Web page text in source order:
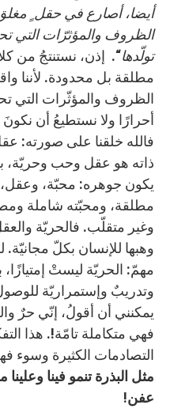
أيضا، أصارع في حقل
الظروف والمؤثرّات التي
تولّدها“. إذن، نستنتجُ من
مطلقة بل محدودة. لأننا
الظروف والمؤثّرات التي
أحرارًا ولا نستطيعُ أن
فالله خلقنا على صورته:
ذاته هو عقل وحب وحريّة،
يكون جوهره: محبّة،
مطلقة، ومحبّته شاملة
وغير متقلّب. فالحريّة
وهبها للإنسان بكلّ
مهمّ: الحريّة ليستْ
وتدريبٌ وإستمراريّة للوصولُ
يمكنني أن أقولُ، إنّي حرٌ
فهي متكاملة تامّة!. هذا
التصادمات الكثيرة وسوء
مثل البذرة تنمو فينا
عفن!